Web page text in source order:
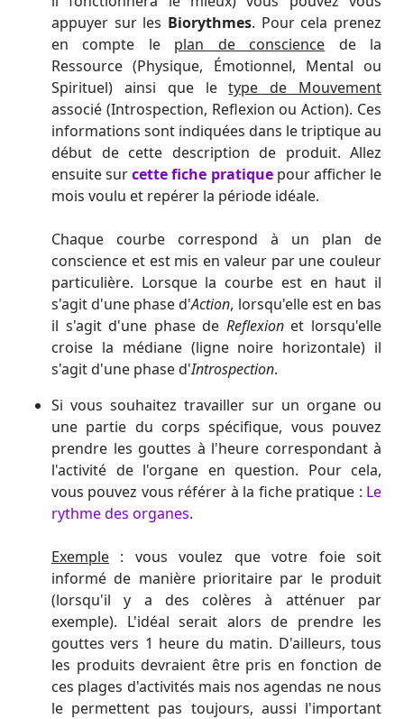
appuyer sur les Biorythmes. Pour cela prenez
en compte le plan de conscience de la
Ressource (Physique, Émotionnel, Mental ou
Spirituel) ainsi que letype de Mouvement
associé (Introspection, Reflexion ou Action). Ces
informations sont indiquées dans le triptique au
début de cette description de produit. Allez
ensuite surcette fiche pratiquepour afficher le
mois voulu et repérer la période idéale.
Chaque courbe correspond à un plan de
conscience et est mis en valeur par une couleur
particulière. Lorsque la courbe est en haut il
s'agit d'une phase d'Action, lorsqu'elle est en bas
il s'agit d'une phase de Reflexionet lorsqu'elle
croise la médiane (ligne noire horizontale) il
s'agit d'une phase d'Introspection.
Si vous souhaitez travailler sur un organe ou
une partie du corps spécifique, vous pouvez
prendre les gouttes à l'heure correspondant à
l'activité de l'organe en question. Pour cela,
vous pouvez vous référer à la fiche pratique : Le
rythme des organes.
Exemple : vous voulez que votre foie soit
informé de manière prioritaire par le produit
(lorsqu'il y a des colères à atténuer par
exemple). L'idéal serait alors de prendre les
gouttes vers 1 heure du matin. D'ailleurs, tous
les produits devraient être pris en fonction de
ces plages d'activités mais nos agendas ne nous
le permettent pas toujours, aussi l'important